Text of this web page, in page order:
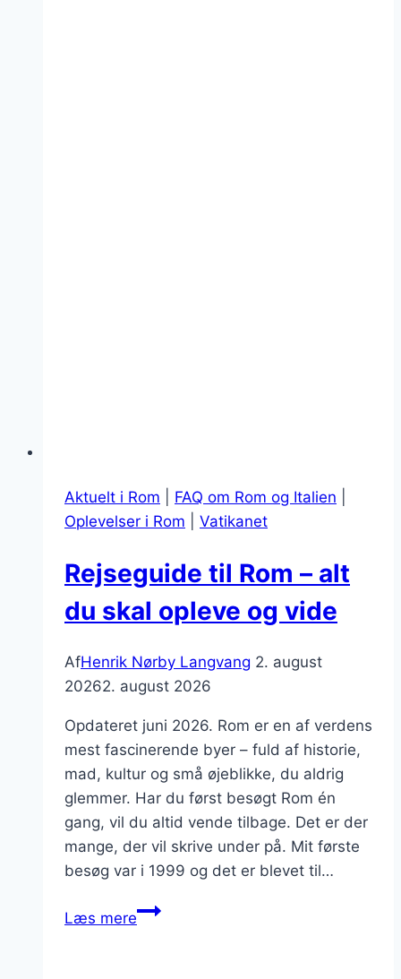
Aktuelt i Rom FAQ om Rom og Italien
Oplevelser i Rom
Vatikanet
Rejseguide til Rom – alt
du skal opleve og vide
AfHenrik Nørby Langvang 2. august
20262. august 2026
Opdateret juni 2026. Rom er en af verdens
mest fascinerende byer – fuld af historie,
mad, kultur og små øjeblikke, du aldrig
glemmer. Har du først besøgt Rom én
gang, vil du altid vende tilbage. Det er der
mange, der vil skrive under på. Mit første
besøg var i 1999 og det er blevet til…
Læs mereRejseguide